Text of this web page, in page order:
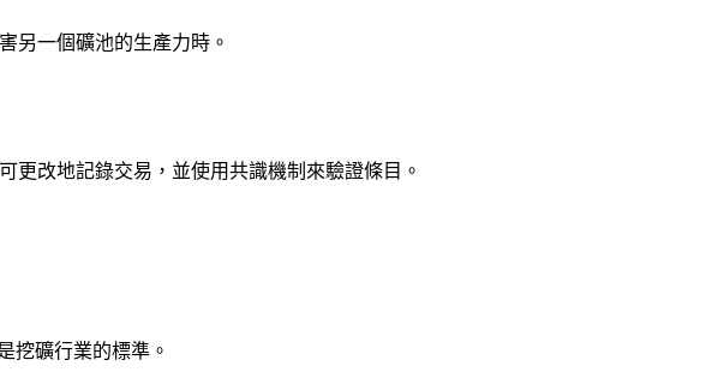
另一個礦池的生產力時。
更改地記錄交易，並使用共識機制來驗證條目。
挖礦行業的標準。